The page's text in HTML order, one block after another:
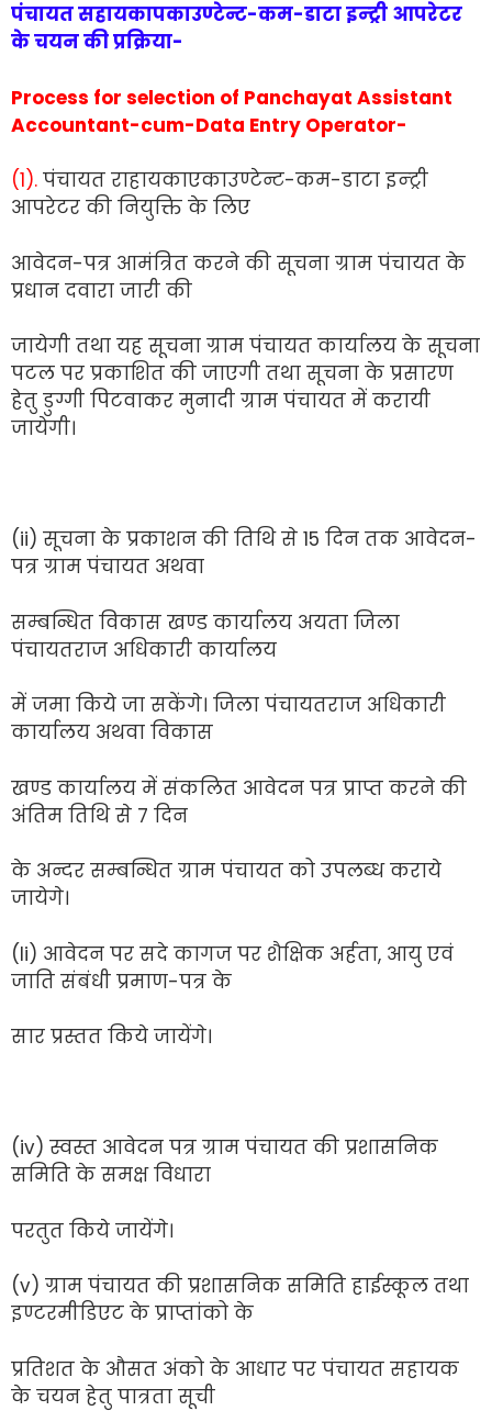
पंचायत सहायकापकाउण्टेन्ट-कम-डाटा इन्ट्री आपरेटर
के चयन की प्रक्रिया-
Process for selection of Panchayat Assistant
Accountant-cum-Data Entry Operator-
(1). पंचायत राहायकाएकाउण्टेन्ट-कम-डाटा इन्ट्री
आपरेटर की नियुक्ति के लिए
आवेदन-पत्र आमंत्रित करने की सूचना ग्राम पंचायत के
प्रधान दवारा जारी की
जायेगी तथा यह सूचना ग्राम पंचायत कार्यालय के सूचना
पटल पर प्रकाशित की जाएगी तथा सूचना के प्रसारण
हेतु डुग्गी पिटवाकर मुनादी ग्राम पंचायत में करायी
जायेगी।
(ii) सूचना के प्रकाशन की तिथि से 15 दिन तक आवेदन-
पत्र ग्राम पंचायत अथवा
सम्बन्धित विकास खण्ड कार्यालय अयता जिला
पंचायतराज अधिकारी कार्यालय
में जमा किये जा सकेंगे। जिला पंचायतराज अधिकारी
कार्यालय अथवा विकास
खण्ड कार्यालय में संकलित आवेदन पत्र प्राप्त करने की
अंतिम तिथि से 7 दिन
के अन्दर सम्बन्धित ग्राम पंचायत को उपलब्ध कराये
जायेगे।
(li) आवेदन पर सदे कागज पर शैक्षिक अर्हता, आयु एवं
जाति संबंधी प्रमाण-पत्र के
सार प्रस्तत किये जायेंगे।
(iv) स्वस्त आवेदन पत्र ग्राम पंचायत की प्रशासनिक
समिति के समक्ष विधारा
परतुत किये जायेंगे।
(v) ग्राम पंचायत की प्रशासनिक समिति हाईस्कूल तथा
इण्टरमीडिएट के प्राप्तांको के
प्रतिशत के औसत अंको के आधार पर पंचायत सहायक
के चयन हेतु पात्रता सूची